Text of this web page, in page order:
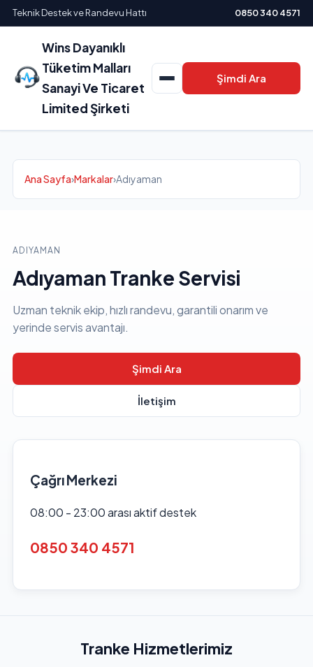
Teknik Destek ve Randevu Hattı 0850 340 4571
Wins Dayanıklı
Tüketim Malları
Sanayi Ve Ticaret
Limited Şirketi
Şimdi Ara
Ana Sayfa›Markalar›Adıyaman
ADIYAMAN
Adıyaman Tranke Servisi
Uzman teknik ekip, hızlı randevu, garantili onarım ve
yerinde servis avantajı.
Şimdi Ara
İletişim
Çağrı Merkezi
08:00 - 23:00 arası aktif destek
0850 340 4571
Tranke Hizmetlerimiz